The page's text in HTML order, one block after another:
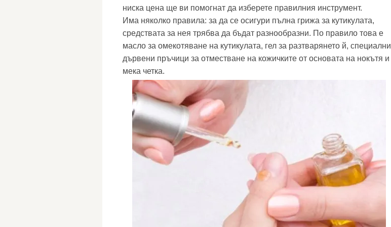
ниска цена ще ви помогнат да изберете правилния инструмент.
Има няколко правила: за да се осигури пълна грижа за кутикулата,
средствата за нея трябва да бъдат разнообразни. По правило това е
масло за омекотяване на кутикулата, гел за разтварянето й, специални
дървени пръчици за отместване на кожичките от основата на нокътя и
мека четка.